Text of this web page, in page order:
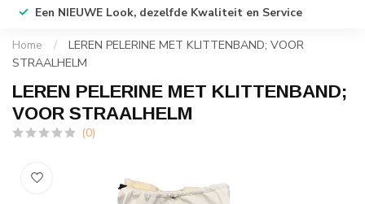
Een NIEUWE Look, dezelfde Kwaliteit en Service
Home /
LEREN PELERINE MET KLITTENBAND; VOOR
STRAALHELM
LEREN PELERINE MET KLITTENBAND;
VOOR STRAALHELM
(0)